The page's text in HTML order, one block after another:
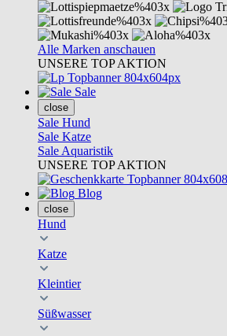
Alle Marken anschauen
UNSERE TOP AKTION
Sale
close
Sale Hund
Sale Katze
Sale Aquaristik
UNSERE TOP AKTION
Blog
close
Hund
Katze
Kleintier
Süßwasser